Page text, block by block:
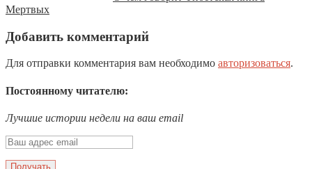
Мертвых
Добавить комментарий
Для отправки комментария вам необходимо авторизоваться.
Постоянному читателю:
Лучшие истории недели на ваш email